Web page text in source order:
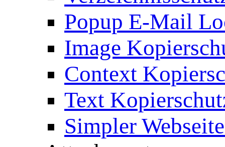
Popup E-Mail
Image
Context
Text
Simpler